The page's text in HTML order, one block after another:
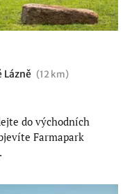
Lázně (12 km)
do východních
Farmapark